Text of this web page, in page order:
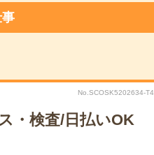
No.SCOSK5202634-T4
・検査/日払いOK